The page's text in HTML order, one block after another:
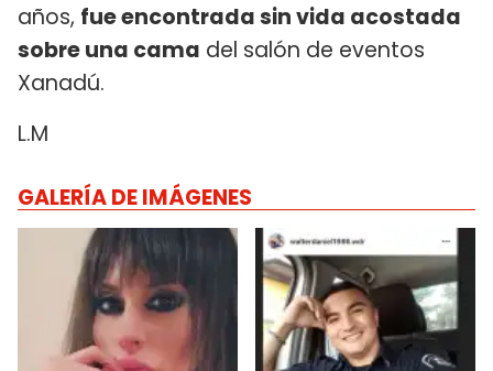
años, fue encontrada sin vida acostada
sobre una cama del salón de eventos
Xanadú.
L.M
GALERÍA DE IMÁGENES